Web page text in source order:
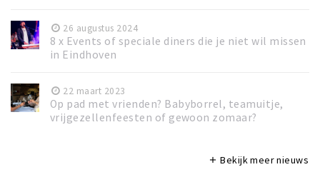
26 augustus 2024
8 x Events of speciale diners die je niet wil missen
in Eindhoven
22 maart 2023
Op pad met vrienden? Babyborrel, teamuitje,
vrijgezellenfeesten of gewoon zomaar?
add Bekijk meer nieuws